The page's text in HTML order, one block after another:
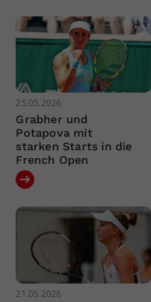
25.05.2026
Grabher und
Potapova mit
starken Starts in die
French Open
21.05.2026